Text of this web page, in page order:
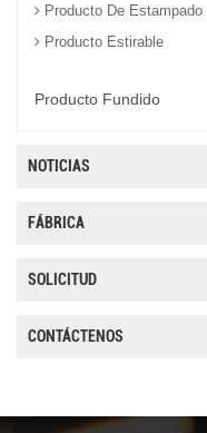
Producto De Estampado
Producto Estirable
Producto Fundido
NOTICIAS
FÁBRICA
SOLICITUD
CONTÁCTENOS